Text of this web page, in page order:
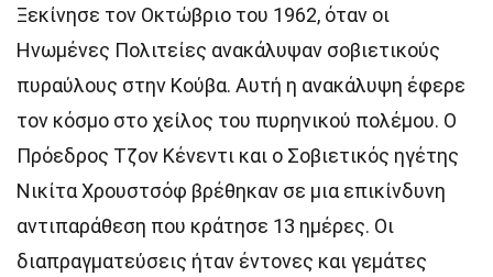
Ξεκίνησε τον Οκτώβριο του 1962, όταν οι
Ηνωμένες Πολιτείες ανακάλυψαν σοβιετικούς
πυραύλους στην Κούβα. Αυτή η ανακάλυψη έφερε
τον κόσμο στο χείλος του πυρηνικού πολέμου. Ο
Πρόεδρος Τζον Κένεντι και ο Σοβιετικός ηγέτης
Νικίτα Χρουστσόφ βρέθηκαν σε μια επικίνδυνη
αντιπαράθεση που κράτησε 13 ημέρες. Οι
διαπραγματεύσεις ήταν έντονες και γεμάτες